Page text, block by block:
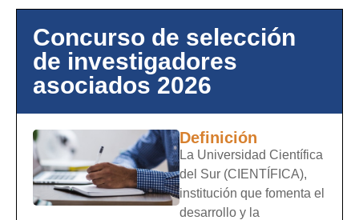
Concurso de selección
de investigadores
asociados 2026
Definición
La Universidad Científica
del Sur (CIENTÍFICA),
institución que fomenta el
desarrollo y la